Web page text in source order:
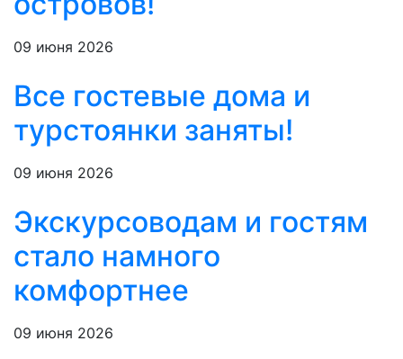
09 июня 2026
Все гостевые дома и
турстоянки заняты!
09 июня 2026
Экскурсоводам и гостям
стало намного
комфортнее
09 июня 2026